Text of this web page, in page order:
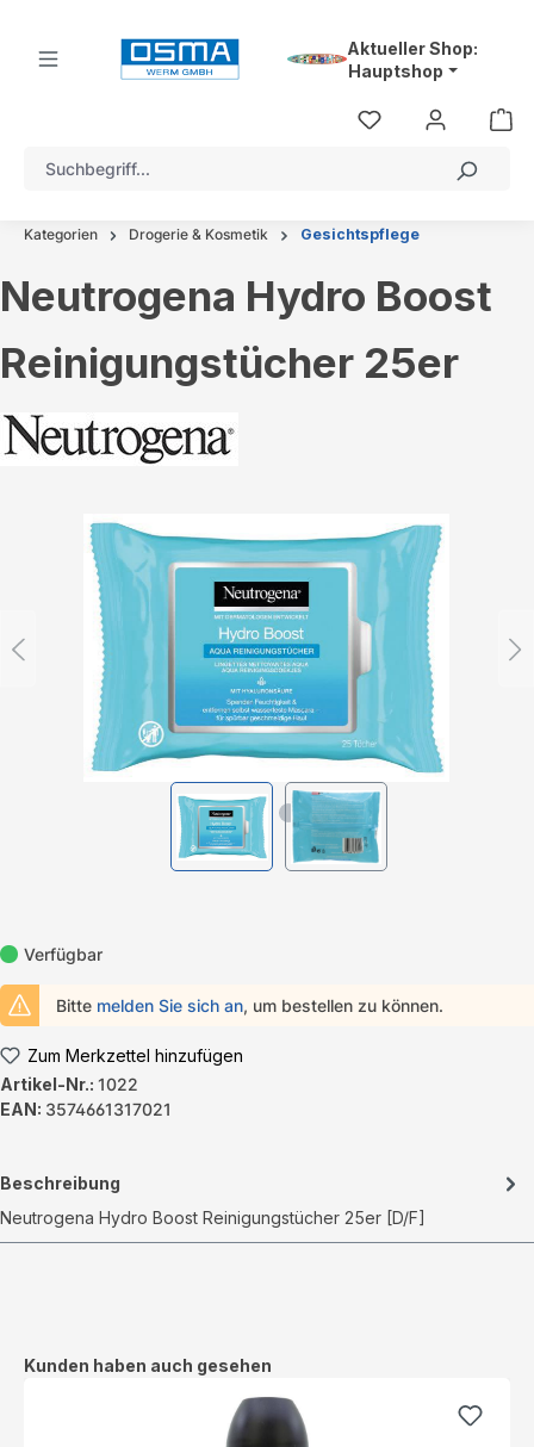
Aktueller Shop:
Hauptshop
Kategorien Drogerie & Kosmetik Gesichtspflege
Neutrogena Hydro Boost
Reinigungstücher 25er
Bildergalerie überspringen
Verfügbar
Bitte melden Sie sich an, um bestellen zu können.
Zum Merkzettel hinzufügen
Artikel-Nr.: 1022
EAN: 3574661317021
Beschreibung
Neutrogena Hydro Boost Reinigungstücher 25er [D/F]
Produktgalerie überspringen
Kunden haben auch gesehen